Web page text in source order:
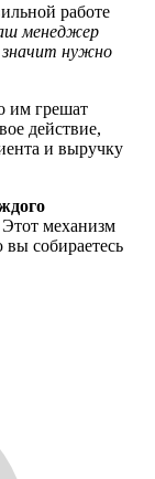
работе
менеджер
значит нужно
им грешат
действие,
и выручку
Этот механизм
собираетесь